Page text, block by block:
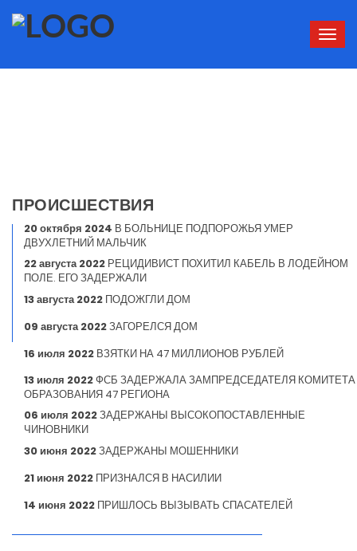
ПРОИСШЕСТВИЯ
20 октября 2024 В БОЛЬНИЦЕ ПОДПОРОЖЬЯ УМЕР
ДВУХЛЕТНИЙ МАЛЬЧИК
22 августа 2022 РЕЦИДИВИСТ ПОХИТИЛ КАБЕЛЬ В ЛОДЕЙНОМ
ПОЛЕ. ЕГО ЗАДЕРЖАЛИ
13 августа 2022 ПОДОЖГЛИ ДОМ
09 августа 2022ЗАГОРЕЛСЯ ДОМ
16 июля 2022 ВЗЯТКИ НА 47 МИЛЛИОНОВ РУБЛЕЙ
13 июля 2022ФСБ ЗАДЕРЖАЛА ЗАМПРЕДСЕДАТЕЛЯ КОМИТЕТА
ОБРАЗОВАНИЯ 47 РЕГИОНА
06 июля 2022ЗАДЕРЖАНЫ ВЫСОКОПОСТАВЛЕННЫЕ
ЧИНОВНИКИ
30 июня 2022ЗАДЕРЖАНЫ МОШЕННИКИ
21 июня 2022 ПРИЗНАЛСЯ В НАСИЛИИ
14 июня 2022 ПРИШЛОСЬ ВЫЗЫВАТЬ СПАСАТЕЛЕЙ